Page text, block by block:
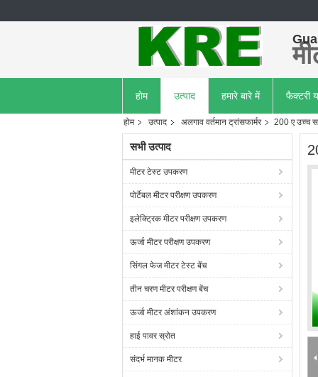
होम उत्पाद हमारे बारे में फैक्टरी
होम उत्पाद अलगाव वर्तमान ट्रांसफार्मर 200 ए उच्च
सभी उत्पाद
मीटर टेस्ट उपकरण
पोर्टेबल मीटर परीक्षण उपकरण
इलेक्ट्रिक मीटर परीक्षण उपकरण
ऊर्जा मीटर परीक्षण उपकरण
सिंगल फेज मीटर टेस्ट बेंच
तीन चरण मीटर परीक्षण बेंच
ऊर्जा मीटर अंशांकन उपकरण
हाई पावर स्रोत
संदर्भ मानक मीटर